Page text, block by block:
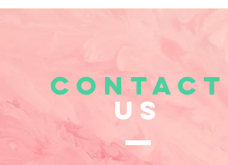
CONTACT
US